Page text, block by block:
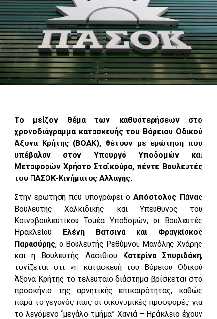
Το μείζον θέμα των καθυστερήσεων στο
χρονοδιάγραμμα κατασκευής του Βόρειου Οδικού
Άξονα Κρήτης (ΒΟΑΚ), θέτουν με ερώτηση που
υπέβαλαν στον Υπουργό Υποδομών και
Μεταφορών Χρήστο Σταϊκούρα, πέντε Βουλευτές
του ΠΑΣΟΚ-Κινήματος Αλλαγής.
Στην ερώτηση που υπογράφει οΑπόστολος Πάνας
Βουλευτής Χαλκιδικής και Υπεύθυνος του
Κοινοβουλευτικού Τομέα Υποδομών, οι Βουλευτές
Ηρακλείου Ελένη Βατσινά και Φραγκίσκος
Παρασύρης, ο Βουλευτής Ρεθύμνου Μανόλης Χνάρης
και η Βουλευτής Λασιθίου Κατερίνα Σπυριδάκη,
τονίζεται ότι «η κατασκευή του Βόρειου Οδικού
Άξονα Κρήτης το τελευταίο διάστημα βρίσκεται στο
προσκήνιο της αρνητικής επικαιρότητας, καθώς
παρά το γεγονός πως οι οικονομικές προσφορές για
το λεγόμενο “μεγάλο τμήμα” Χανιά – Ηράκλειο έχουν